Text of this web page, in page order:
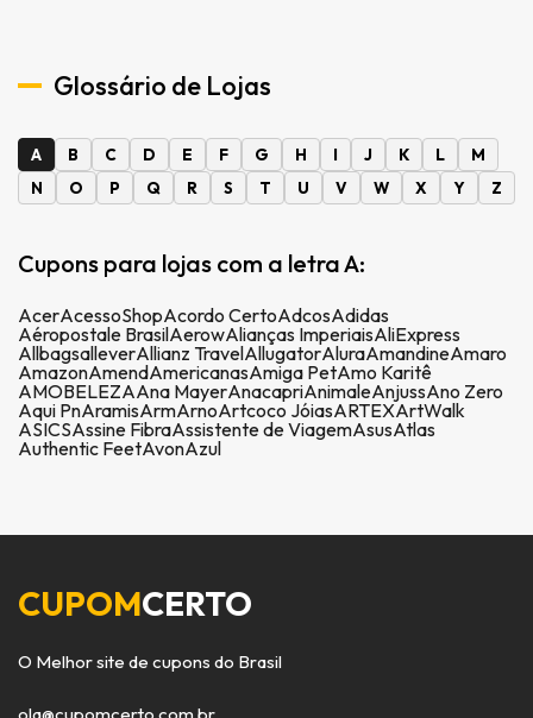
Glossário de Lojas
A B C D E F G H I J K L
M
N
O P Q R S T U V W X Y Z
Cupons para lojas com a letra A:
AcerAcessoShopAcordo CertoAdcosAdidas
Aéropostale BrasilAerowAlianças ImperiaisAliExpress
AllbagsalleverAllianz TravelAllugatorAluraAmandineAmaro
AmazonAmendAmericanasAmiga PetAmo Karitê
AMOBELEZAAna MayerAnacapriAnimaleAnjussAno Zero
Aqui PnAramisArmArnoArtcoco JóiasARTEXArtWalk
ASICSAssine FibraAssistente de ViagemAsusAtlas
Authentic FeetAvonAzul
CUPOMCERTO
O Melhor site de cupons do Brasil
ola@cupomcerto.com.br